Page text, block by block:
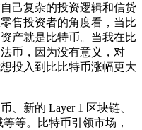
己复杂的投资逻辑和信贷
售投资者的角度看，当比
产就是比特币。当我在比
币，因为没有意义，对
投入到比比特币涨幅更大
、新的 Layer 1 区块链、
等。比特币引领市场，